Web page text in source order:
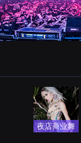
夜店商业舞